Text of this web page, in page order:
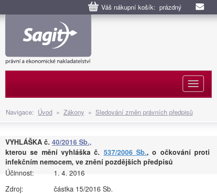
Váš nákupní košík: prázdný
Navigace: Úvod » Zákony » Sledování změn právních předpisů
VYHLÁŠKA č. 40/2016 Sb.,
kterou se mění vyhláška č. 537/2006 Sb., o očkování proti
infekčním nemocem, ve znění pozdějších předpisů
Účinnost:
1. 4. 2016
Zdroj:
částka 15/2016 Sb.